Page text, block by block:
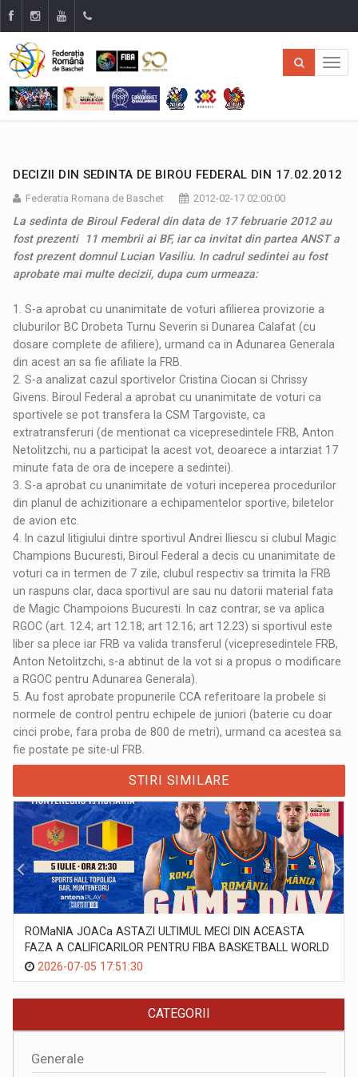
DECIZII DIN SEDINTA DE BIROU FEDERAL DIN 17.02.2012
Federatia Romana de Baschet 2012-02-17 02:00:00
La sedinta de Biroul Federal din data de 17 februarie 2012 au
fost prezenti 11 membrii ai BF, iar ca invitat din partea ANST a
fost prezent domnul Lucian Vasiliu. In cadrul sedintei au fost
aprobate mai multe decizii, dupa cum urmeaza:
1. S-a aprobat cu unanimitate de voturi afilierea provizorie a
cluburilor BC Drobeta Turnu Severin si Dunarea Calafat (cu
dosare complete de afiliere), urmand ca in Adunarea Generala
din acest an sa fie afiliate la FRB.
2. S-a analizat cazul sportivelor Cristina Ciocan si Chrissy
Givens. Biroul Federal a aprobat cu unanimitate de voturi ca
sportivele se pot transfera la CSM Targoviste, ca
extratransferuri (de mentionat ca vicepresedintele FRB, Anton
Netolitzchi, nu a participat la acest vot, deoarece a intarziat 17
minute fata de ora de incepere a sedintei).
3. S-a aprobat cu unanimitate de voturi inceperea procedurilor
din planul de achizitionare a echipamentelor sportive, biletelor
de avion etc.
4. In cazul litigiului dintre sportivul Andrei Iliescu si clubul Magic
Champions Bucuresti, Biroul Federal a decis cu unanimitate de
voturi ca in termen de 7 zile, clubul respectiv sa trimita la FRB
un raspuns clar, daca sportivul are sau nu datorii material fata
de Magic Champoions Bucuresti. In caz contrar, se va aplica
RGOC (art. 12.4; art 12.18; art 12.16; art 12.23) si sportivul este
liber sa plece iar FRB va valida transferul (vicepresedintele FRB,
Anton Netolitzchi, s-a abtinut de la vot si a propus o modificare
a RGOC pentru Adunarea Generala).
5. Au fost aprobate propunerile CCA referitoare la probele si
normele de control pentru echipele de juniori (baterie cu doar
cinci probe, fara proba de 800 de metri), urmand ca acestea sa
fie postate pe site-ul FRB.
STIRI SIMILARE
ROMaNIA JOACa ASTAZI ULTIMUL MECI DIN ACEASTA
FAZA A CALIFICARILOR PENTRU FIBA BASKETBALL WORLD
CUP 2027
2026-07-05 17:51:30
CATEGORII
Generale